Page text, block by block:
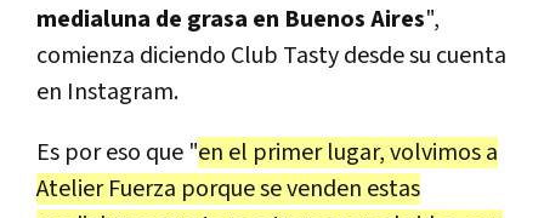
medialuna de grasa en Buenos Aires",
comienza diciendo Club Tasty desde su cuenta
en Instagram.
Es por eso que "en el primer lugar, volvimos a
Atelier Fuerza porque se venden estas